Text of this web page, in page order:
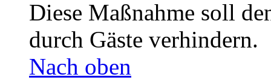
Diese Maßnahme soll
durch Gäste verhindern.
Nach oben